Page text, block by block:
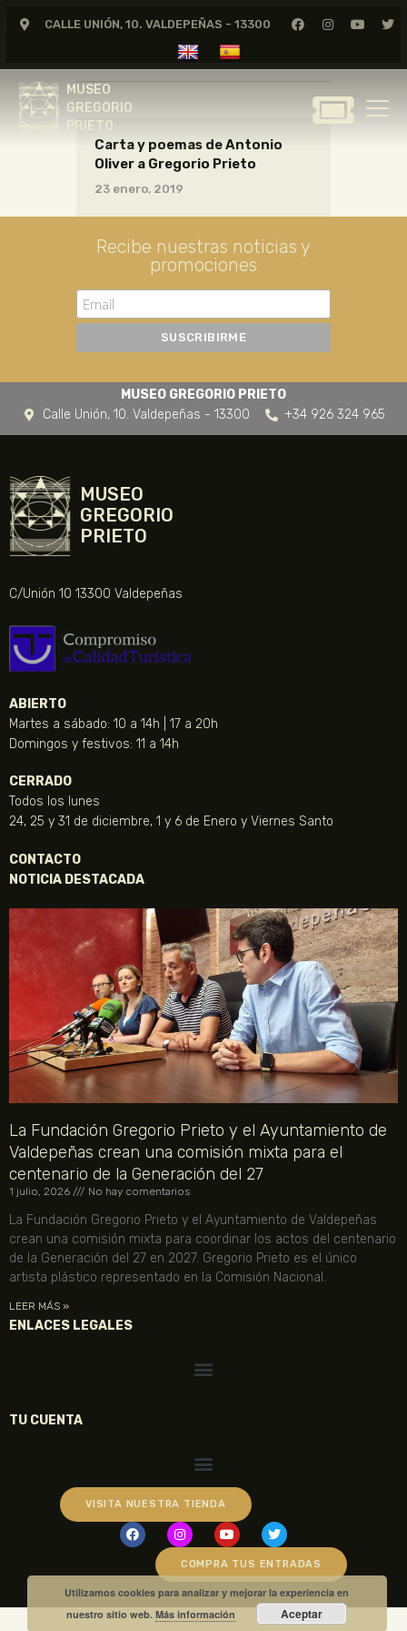
CALLE UNIÓN, 10. VALDEPEÑAS - 13300
MUSEO
GREGORIO
PRIETO
MUSEO
GREGORIO
GREGORIO PRIETO
CERTAMEN DE DIBUJO
FUNDACIÓN
TIENDA
NOTICIAS
Carta y poemas de Antonio
Oliver a Gregorio Prieto
23 enero, 2019
Recibe nuestras noticias y
promociones
MUSEO GREGORIO PRIETO
Calle Unión, 10. Valdepeñas - 13300
+34 926 324 965
MUSEO
GREGORIO
PRIETO
C/Unión 10 13300 Valdepeñas
ABIERTO
Martes a sábado: 10 a 14h | 17 a 20h
Domingos y festivos: 11 a 14h
CERRADO
Todos los lunes
24, 25 y 31 de diciembre, 1 y 6 de Enero y Viernes Santo
CONTACTO
NOTICIA DESTACADA
La Fundación Gregorio Prieto y el Ayuntamiento de
Valdepeñas crean una comisión mixta para el
centenario de la Generación del 27
1 julio, 2026 No hay comentarios
La Fundación Gregorio Prieto y el Ayuntamiento de Valdepeñas
crean una comisión mixta para coordinar los actos del centenario
de la Generación del 27 en 2027. Gregorio Prieto es el único
artista plástico representado en la Comisión Nacional.
LEER MÁS »
ENLACES LEGALES
TU CUENTA
VISITA NUESTRA TIENDA
COMPRA TUS ENTRADAS
Utilizamos cookies para analizar y mejorar la experiencia en
nuestro sitio web.Más información Aceptar